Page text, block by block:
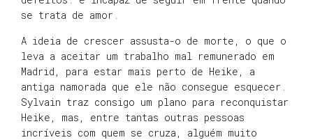
se trata de amor.
A ideia de crescer assusta-o de morte, o que o
leva a aceitar um trabalho mal remunerado em
Madrid, para estar mais perto de Heike, a
antiga namorada que ele não consegue esquecer.
Sylvain traz consigo um plano para reconquistar
Heike, mas, entre tantas outras pessoas
incríveis com quem se cruza, alguém muito